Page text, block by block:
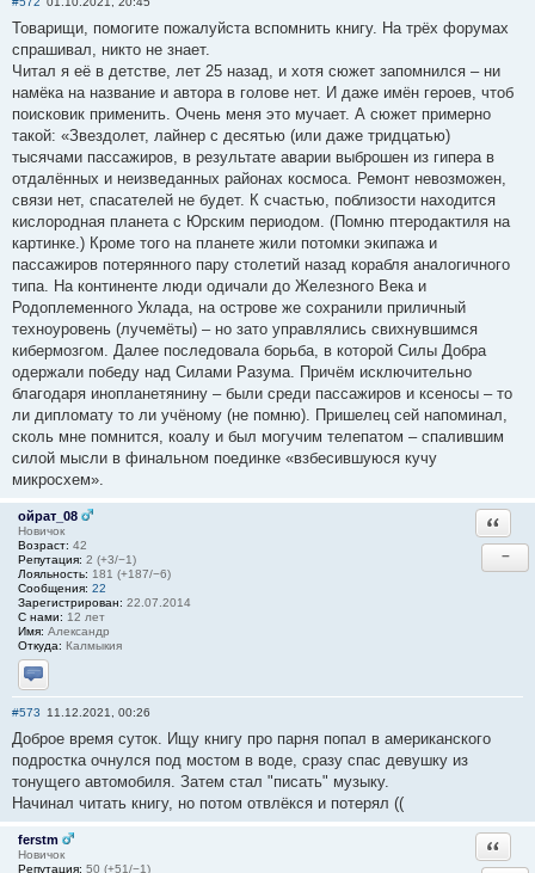
Товарищи, помогите пожалуйста вспомнить книгу. На трёх форумах
спрашивал, никто не знает.
Читал я её в детстве, лет 25 назад, и хотя сюжет запомнился – ни
намёка на название и автора в голове нет. И даже имён героев, чтоб
поисковик применить. Очень меня это мучает. А сюжет примерно
такой: «Звездолет, лайнер с десятью (или даже тридцатью)
тысячами пассажиров, в результате аварии выброшен из гипера в
отдалённых и неизведанных районах космоса. Ремонт невозможен,
связи нет, спасателей не будет. К счастью, поблизости находится
кислородная планета с Юрским периодом. (Помню птеродактиля на
картинке.) Кроме того на планете жили потомки экипажа и
пассажиров потерянного пару столетий назад корабля аналогичного
типа. На континенте люди одичали до Железного Века и
Родоплеменного Уклада, на острове же сохранили приличный
техноуровень (лучемёты) – но зато управлялись свихнувшимся
кибермозгом. Далее последовала борьба, в которой Силы Добра
одержали победу над Силами Разума. Причём исключительно
благодаря инопланетянину – были среди пассажиров и ксеносы – то
ли дипломату то ли учёному (не помню). Пришелец сей напоминал,
сколь мне помнится, коалу и был могучим телепатом – спалившим
силой мысли в финальном поединке «взбесившуюся кучу
микросхем».
ойрат_08
Новичок
Возраст: 42
Репутация: 2 (+3/−1)
Лояльность: 181 (+187/−6)
Сообщения: 22
Зарегистрирован: 22.07.2014
С нами: 12 лет
Имя: Александр
Откуда: Калмыкия
Отправить личное сообщение
−
#573 11.12.2021, 00:26
Доброе время суток. Ищу книгу про парня попал в американского
подростка очнулся под мостом в воде, сразу спас девушку из
тонущего автомобиля. Затем стал "писать" музыку.
Начинал читать книгу, но потом отвлёкся и потерял ((
ferstm
Новичок
Репутация: 50 (+51/−1)